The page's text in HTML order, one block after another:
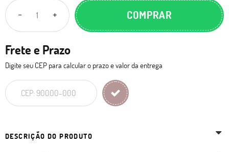
COMPRAR
Frete e Prazo
Digite seu CEP para calcular o prazo e valor da entrega
DESCRIÇÃO DO PRODUTO